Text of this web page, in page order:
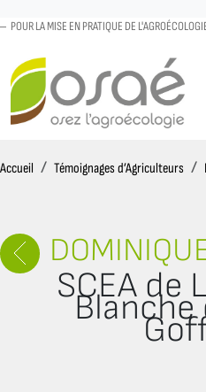
POUR LA MISE EN PRATIQUE DE
Accueil AccueilTémoignages d’Agriculteurs
SCEA de
Blanche